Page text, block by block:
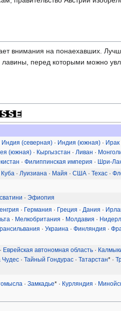
внимания на понаехавших.
перед которыми можно
Индия (северная) · Индия (южная) · Ирак
(южная) · Кыргызстан · Ливан ·
· Филиппинская империя · Шри-
Куба · Луизиана · Майя · США · Техас ·
· Эфиопия
· Германия · Греция · Дания ·
· Мелкобритания · Молдавия ·
· Украина · Финляндия ·
· Еврейская автономная область ·
Чудес · Тайный Гондурас · Татарстан* ·
· Замкадье* · Курляндия ·